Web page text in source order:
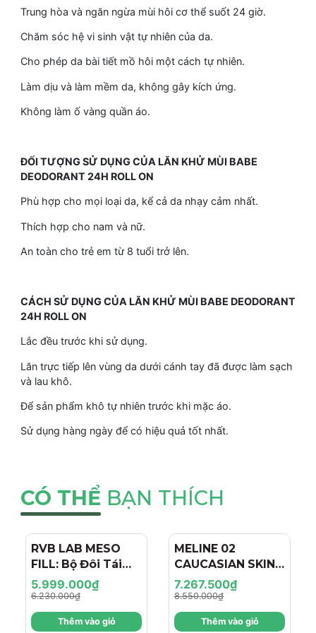
Trung hòa và ngăn ngừa mùi hôi cơ thể suốt 24 giờ.
Chăm sóc hệ vi sinh vật tự nhiên của da.
Cho phép da bài tiết mồ hôi một cách tự nhiên.
Làm dịu và làm mềm da, không gây kích ứng.
Không làm ố vàng quần áo.
ĐỐI TƯỢNG SỬ DỤNG CỦA LĂN KHỬ MÙI BABE
DEODORANT 24H ROLL ON
Phù hợp cho mọi loại da, kể cả da nhạy cảm nhất.
Thích hợp cho nam và nữ.
An toàn cho trẻ em từ 8 tuổi trở lên.
CÁCH SỬ DỤNG CỦA LĂN KHỬ MÙI BABE DEODORANT
24H ROLL ON
Lắc đều trước khi sử dụng.
Lăn trực tiếp lên vùng da dưới cánh tay đã được làm sạch
và lau khô.
Để sản phẩm khô tự nhiên trước khi mặc áo.
Sử dụng hàng ngày để có hiệu quả tốt nhất.
CÓ THỂ BẠN THÍCH
- 4%
RVB LAB MESO
FILL: Bộ Đôi Tái
Tạo & Nâng Cơ
Chuyên Sâu - Hiệu
Ứng "Filler + Botox
Like" Cho Làn Da
5.999.000₫
6.230.000₫
Thêm vào giỏ
MELINE 02
CAUCASIAN SKIN
DAY/NIGHT / BỘ
ĐÔI TRỊ NÁM
NGÀY/ĐÊM, SÁNG
DA, TRẺ HÓA VÀ
7.267.500₫
8.550.000₫
Thêm vào giỏ